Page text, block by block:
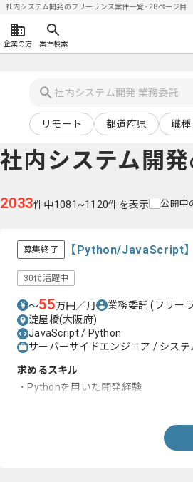
社内システム開発のフリーランス案件一覧 - 28ページ目
企業の方 案件検索
リモート 都道府県 職種
社内システム開発
2033件中1081~1120件を表示 公開中
募集終了 【Python/JavaScript
30代活躍中
〜55万円／月 業務委託(フリー
淀屋橋(大阪府)
JavaScript / Python
サーバーサイドエンジニア / シス
求めるスキル
・Pythonを用いた開発経験